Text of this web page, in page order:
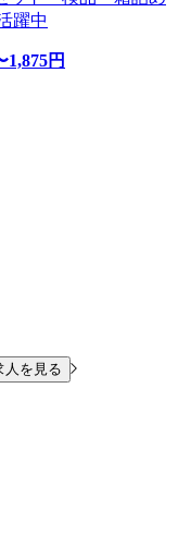
躍中
1,875円
人を見る